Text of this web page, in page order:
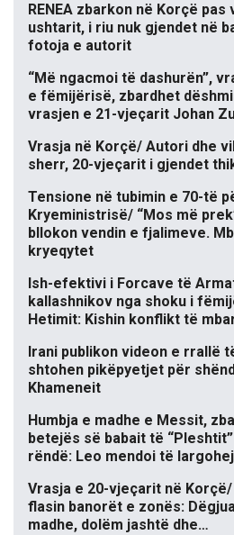
RENEA zbarkon në Korçë
ushtarit, i riu nuk gjendet në
fotoja e autorit
“Më ngacmoi të dashurën”,
e fëmijërisë, zbardhet
vrasjen e 21-vjeçarit Johan
Vrasja në Korçë/ Autori dhe
sherr, 20-vjeçarit i gjendet
Tensione në tubimin e 70-të
Kryeministrisë/ “Mos më
bllokon vendin e fjalimeve.
kryeqytet
Ish-efektivi i Forcave të
kallashnikov nga shoku i
Hetimit: Kishin konflikt të
Irani publikon videon e rrallë
shtohen pikëpyetjet për
Khameneit
Humbja e madhe e Messit,
betejës së babait të
rëndë: Leo mendoi të
Vrasja e 20-vjeçarit në
flasin banorët e zonës:
madhe, dolëm jashtë dhe…